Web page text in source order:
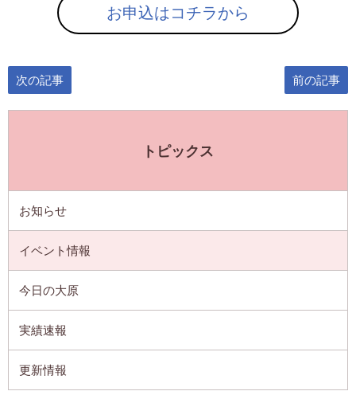
お申込はコチラから
次の記事 前の記事
トピックス
お知らせ
イベント情報
今日の大原
実績速報
更新情報